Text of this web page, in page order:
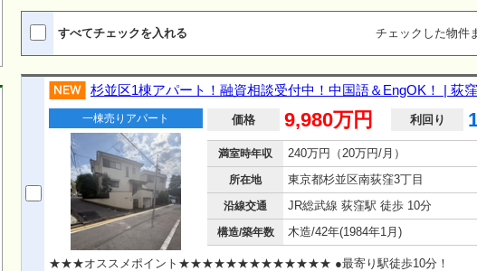
すべてチェックを入れる チェックした物件
杉並区1棟アパート！融資相談受付中！中国語＆EngOK！ | 荻
一棟売りアパート 価格 9,980万円 利回り
満室時年収 240万円（20万円/月）
所在地 東京都杉並区南荻窪3丁目
沿線交通 JR総武線 荻窪駅 徒歩 10分
構造/築年数 木造/42年(1984年1月)
★★★オススメポイント★★★★★★★★★★★★★ ●最寄り駅徒歩10分！